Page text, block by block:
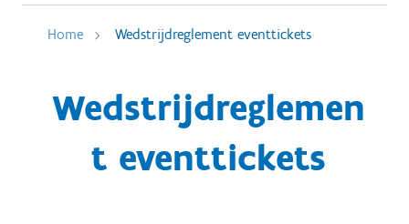
Home Wedstrijdreglement eventtickets
Wedstrijdreglemen
t eventtickets